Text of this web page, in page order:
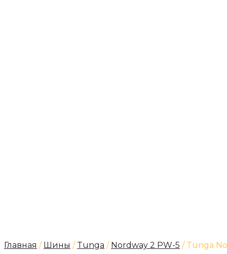
Главная / Шины / Tunga / Nordway 2 PW-5 / Tunga